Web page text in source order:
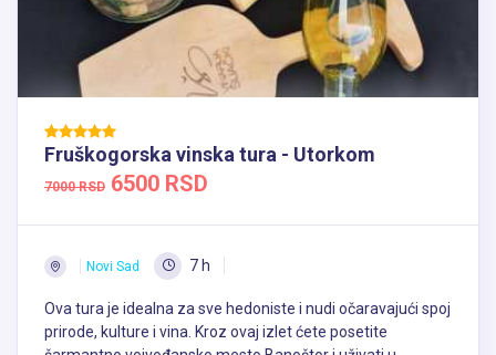
Fruškogorska vinska tura - Utorkom
7000 RSD 6500 RSD
Novi Sad 7 h
Ova tura je idealna za sve hedoniste i nudi očaravajući spoj
prirode, kulture i vina. Kroz ovaj izlet ćete posetite